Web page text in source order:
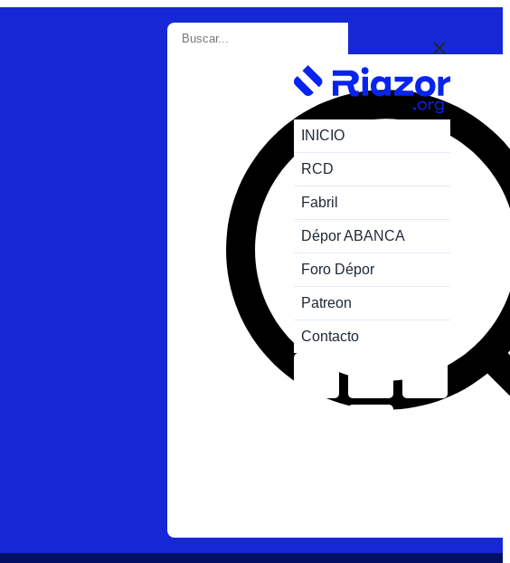
INICIO
RCD
Fabril
Dépor ABANCA
Foro Dépor
Patreon
Contacto